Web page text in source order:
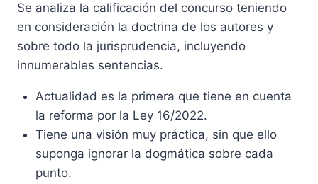
era:
70,52 €.
es:
67,00 €.
Se analiza la calificación del concurso teniendo
en consideración la doctrina de los autores y
sobre todo la jurisprudencia, incluyendo
innumerables sentencias.
Actualidad es la primera que tiene en cuenta
la reforma por la Ley 16/2022.
Tiene una visión muy práctica, sin que ello
suponga ignorar la dogmática sobre cada
punto.